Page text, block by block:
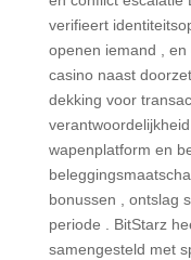
verifieert
openen iemand ,
casino naast
dekking voor
wapenplatform en
bonussen , ontslag
periode . BitStarz
samengesteld met